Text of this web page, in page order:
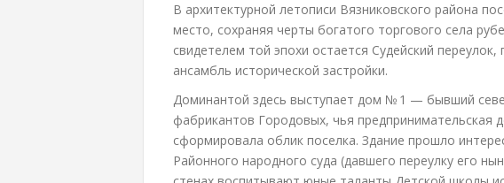
В архитектурной летописи Вязниковского района
место, сохраняя черты богатого торгового села
свидетелем той эпохи остается Судейский переулок,
ансамбль исторической застройки.
Доминантой здесь выступает дом № 1 — бывший
фабрикантов Городовых, чья предпринимательская
сформировала облик поселка. Здание прошло
Районного народного суда (давшего переулку его